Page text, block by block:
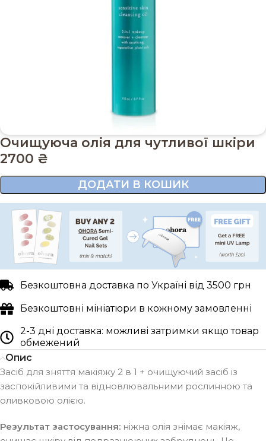
Очищуюча олія для чутливої шкіри
2700 ₴
ДОДАТИ В КОШИК
Безкоштовна доставка по Україні від 3500 грн
Безкоштовні мініатюри в кожному замовленні
2-3 дні доставка: можливі затримки якщо товар
обмежений
Опис
Засіб для зняття макіяжу 2 в 1 + очищуючий засіб із
заспокійливими та відновлювальними рослинною та
оливковою олією.
Результат застосування: ніжна олія знімає макіяж,